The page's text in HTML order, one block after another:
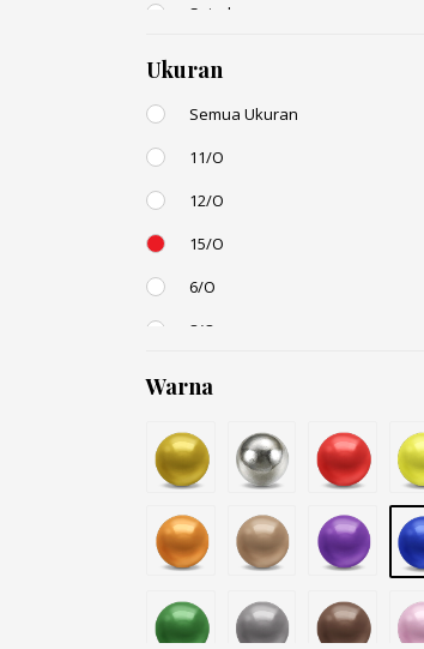
Spiral
Ukuran
Semua Ukuran
11/O
12/O
15/O
6/O
8/O
6mm
Small / S-P
Warna